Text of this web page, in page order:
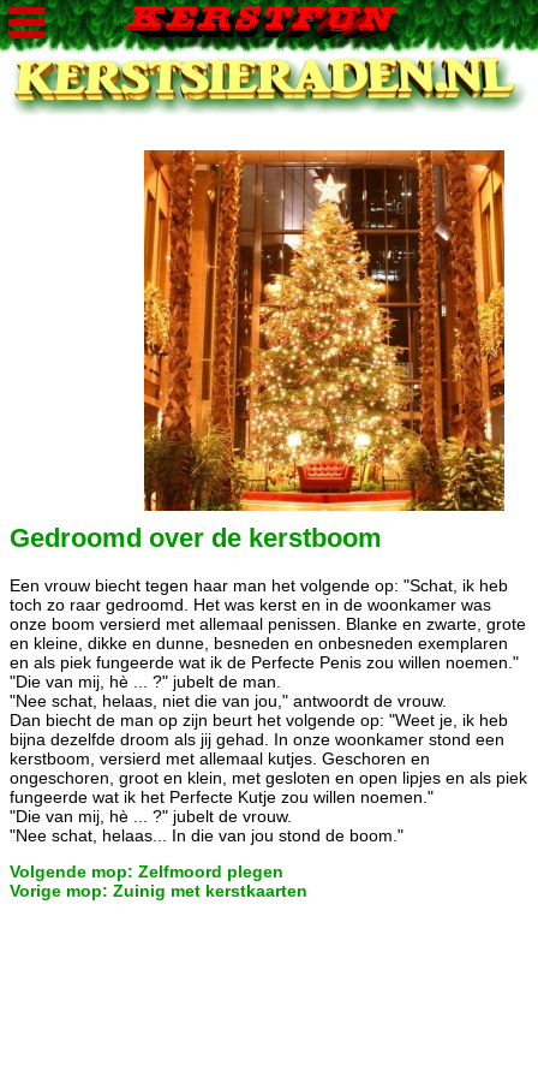
Gedroomd over de kerstboom
Een vrouw biecht tegen haar man het volgende op: "Schat, ik heb
toch zo raar gedroomd. Het was kerst en in de woonkamer was
onze boom versierd met allemaal penissen. Blanke en zwarte, grote
en kleine, dikke en dunne, besneden en onbesneden exemplaren
en als piek fungeerde wat ik de Perfecte Penis zou willen noemen."
"Die van mij, hè ... ?" jubelt de man.
"Nee schat, helaas, niet die van jou," antwoordt de vrouw.
Dan biecht de man op zijn beurt het volgende op: "Weet je, ik heb
bijna dezelfde droom als jij gehad. In onze woonkamer stond een
kerstboom, versierd met allemaal kutjes. Geschoren en
ongeschoren, groot en klein, met gesloten en open lipjes en als piek
fungeerde wat ik het Perfecte Kutje zou willen noemen."
"Die van mij, hè ... ?" jubelt de vrouw.
"Nee schat, helaas... In die van jou stond de boom."
Volgende mop: Zelfmoord plegen
Vorige mop: Zuinig met kerstkaarten